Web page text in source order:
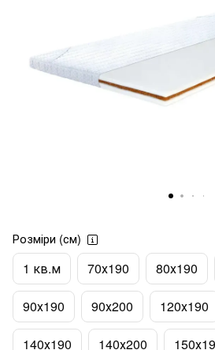
Розміри (см)
1 кв.м 70х190 80х190
90х190 90х200 120х190
140х190 140х200